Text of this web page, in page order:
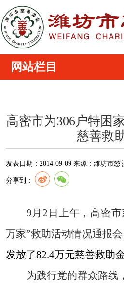
高密市为306户特困
慈善救
发表日期： 2014-09-09 来源： 潍坊市慈
分享到：
9月2日上午，高密
万家”救助活动情况通报会
发放了82.4万元慈善救助
为践行党的群众路线